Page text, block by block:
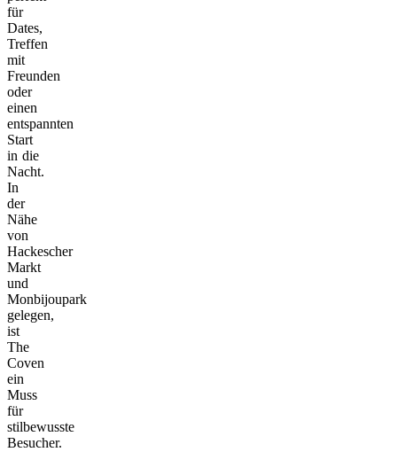
für
Dates,
Treffen
mit
Freunden
oder
einen
entspannten
Start
in die
Nacht.
In
der
Nähe
von
Hackescher
Markt
und
Monbijoupark
gelegen,
ist
The
Coven
ein
Muss
für
stilbewusste
Besucher.